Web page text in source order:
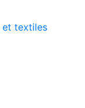
et textiles